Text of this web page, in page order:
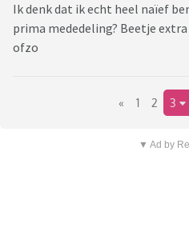
Ik denk dat ik echt heel naïef
prima mededeling? Beetje
ofzo
« 1 2 3
▼ Ad by